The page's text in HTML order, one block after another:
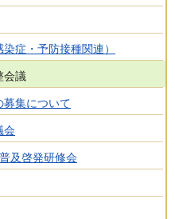
症・予防接種関連）
会議
募集について
会
及啓発研修会